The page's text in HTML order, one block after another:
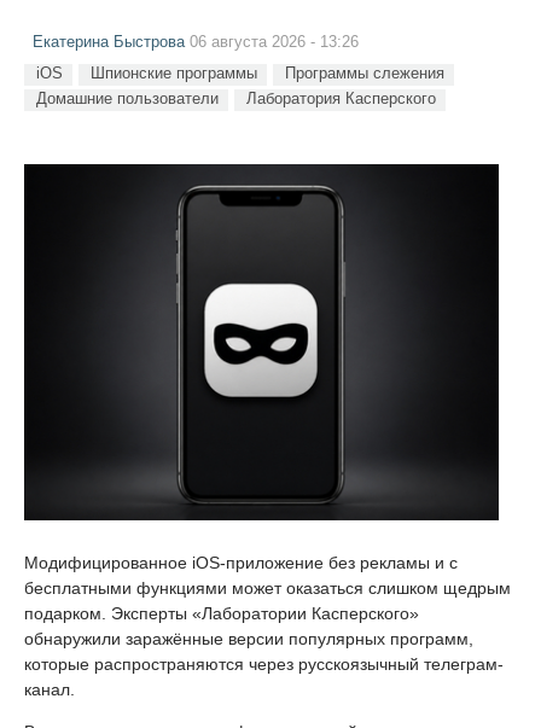
Екатерина Быстрова06 августа 2026 - 13:26
iOS Шпионские программы
Программы слежения
Домашние пользователи
Лаборатория Касперского
Модифицированное iOS-приложение без рекламы и с
бесплатными функциями может оказаться слишком щедрым
подарком. Эксперты «Лаборатории Касперского»
обнаружили заражённые версии популярных программ,
которые распространяются через русскоязычный телеграм-
канал.